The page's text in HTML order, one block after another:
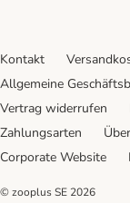
Kontakt
Allgemeine
Vertrag widerrufen
Zahlungsarten
Corporate Website
© zooplus SE 2026